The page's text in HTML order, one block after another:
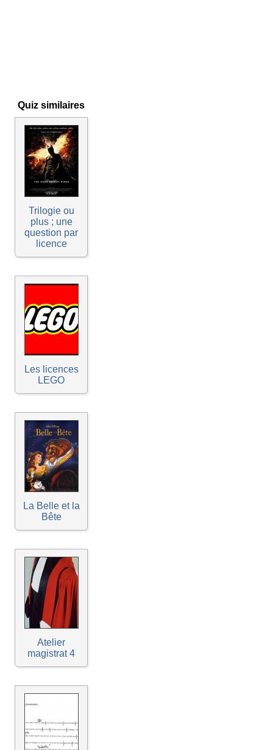
Quiz similaires
Trilogie ou
plus ; une
question par
licence
Les licences
LEGO
La Belle et la
Bête
Atelier
magistrat 4